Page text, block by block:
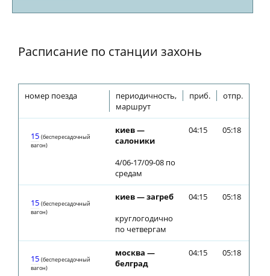
Расписание по станции захонь
номер поезда
периодичность,
маршрут
приб. отпр.
15 (беспересадочный
вагон)
киев —
салоники
4/06-17/09-08 по
средам
04:15 05:18
15 (беспересадочный
вагон)
киев — загреб
круглогодично
по четвергам
04:15 05:18
15 (беспересадочный
вагон)
москва —
белград
04:15 05:18